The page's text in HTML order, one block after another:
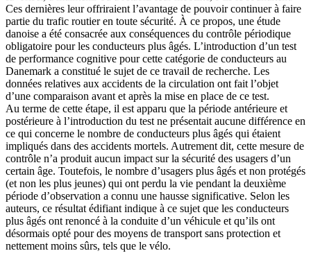
Ces dernières leur offriraient l’avantage de pouvoir continuer à faire
partie du trafic routier en toute sécurité. À ce propos, une étude
danoise a été consacrée aux conséquences du contrôle périodique
obligatoire pour les conducteurs plus âgés. L’introduction d’un test
de performance cognitive pour cette catégorie de conducteurs au
Danemark a constitué le sujet de ce travail de recherche. Les
données relatives aux accidents de la circulation ont fait l’objet
d’une comparaison avant et après la mise en place de ce test.
Au terme de cette étape, il est apparu que la période antérieure et
postérieure à l’introduction du test ne présentait aucune différence en
ce qui concerne le nombre de conducteurs plus âgés qui étaient
impliqués dans des accidents mortels. Autrement dit, cette mesure de
contrôle n’a produit aucun impact sur la sécurité des usagers d’un
certain âge. Toutefois, le nombre d’usagers plus âgés et non protégés
(et non les plus jeunes) qui ont perdu la vie pendant la deuxième
période d’observation a connu une hausse significative. Selon les
auteurs, ce résultat édifiant indique à ce sujet que les conducteurs
plus âgés ont renoncé à la conduite d’un véhicule et qu’ils ont
désormais opté pour des moyens de transport sans protection et
nettement moins sûrs, tels que le vélo.